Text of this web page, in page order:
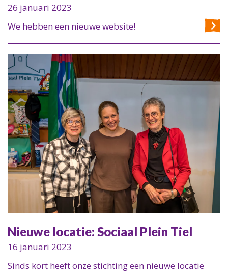
26 januari 2023
We hebben een nieuwe website!
Nieuwe locatie: Sociaal Plein Tiel
16 januari 2023
Sinds kort heeft onze stichting een nieuwe locatie